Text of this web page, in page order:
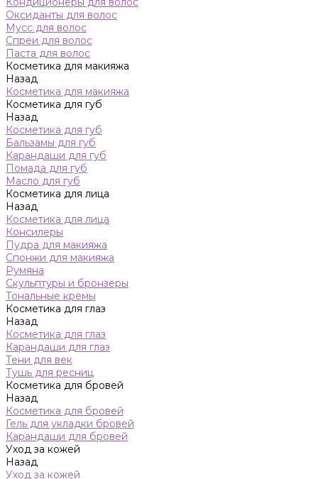
Оксиданты для волос
Мусс для волос
Спреи для волос
Паста для волос
Косметика для макияжа
Назад
Косметика для макияжа
Косметика для губ
Назад
Косметика для губ
Бальзамы для губ
Карандаши для губ
Помада для губ
Масло для губ
Косметика для лица
Назад
Косметика для лица
Консилеры
Пудра для макияжа
Спонжи для макияжа
Румяна
Скульптуры и бронзеры
Тональные кремы
Косметика для глаз
Назад
Косметика для глаз
Карандаши для глаз
Тени для век
Тушь для ресниц
Косметика для бровей
Назад
Косметика для бровей
Гель для укладки бровей
Карандаши для бровей
Уход за кожей
Назад
Уход за кожей